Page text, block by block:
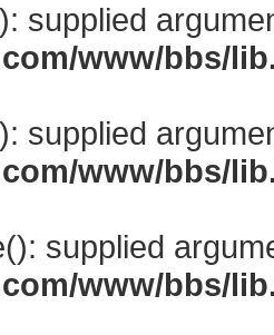
supplied
www/bbs/
supplied
www/bbs/
supplied
www/bbs/